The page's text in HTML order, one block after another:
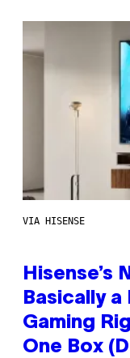
VIA HISENSE
Hisense’s
Basically
Gaming
One Box